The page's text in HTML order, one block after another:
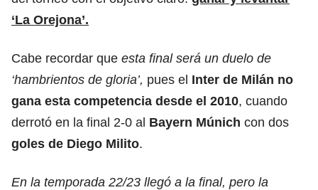
‘La Orejona’.
Cabe recordar que esta final será un duelo de
‘hambrientos de gloria’, pues el Inter de Milán no
gana esta competencia desde el 2010, cuando
derrotó en la final 2-0 al Bayern Múnich con dos
goles de Diego Milito.
En la temporada 22/23 llegó a la final, pero la